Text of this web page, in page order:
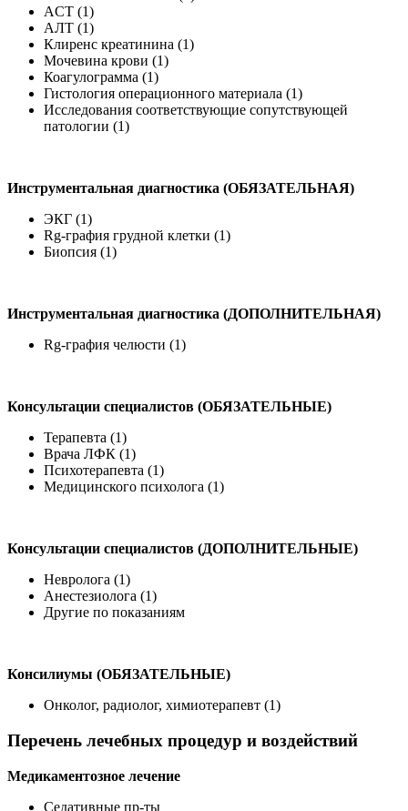
ACT (1)
АЛТ (1)
Клиренс креатинина (1)
Мочевина крови (1)
Коагулограмма (1)
Гистология операционного материала (1)
Исследования соответствующие сопутствующей
патологии (1)
Инструментальная диагностика (ОБЯЗАТЕЛЬНАЯ)
ЭКГ (1)
Rg-графия грудной клетки (1)
Биопсия (1)
Инструментальная диагностика (ДОПОЛНИТЕЛЬНАЯ)
Rg-графия челюсти (1)
Консультации специалистов (ОБЯЗАТЕЛЬНЫЕ)
Терапевта (1)
Врача ЛФК (1)
Психотерапевта (1)
Медицинского психолога (1)
Консультации специалистов (ДОПОЛНИТЕЛЬНЫЕ)
Невролога (1)
Анестезиолога (1)
Другие по показаниям
Консилиумы (ОБЯЗАТЕЛЬНЫЕ)
Онколог, радиолог, химиотерапевт (1)
Перечень лечебных процедур и воздействий
Медикаментозное лечение
Седативные пр-ты